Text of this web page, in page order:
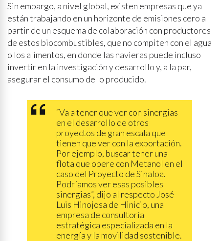
Sin embargo, a nivel global, existen empresas que ya
están trabajando en un horizonte de emisiones cero a
partir de un esquema de colaboración con productores
de estos biocombustibles, que no compiten con el agua
o los alimentos, en donde las navieras puede incluso
invertir en la investigación y desarrollo y, a la par,
asegurar el consumo de lo producido.
“Va a tener que ver con sinergias
en el desarrollo de otros
proyectos de gran escala que
tienen que ver con la exportación.
Por ejemplo, buscar tener una
flota que opere con Metanol en el
caso del Proyecto de Sinaloa.
Podríamos ver esas posibles
sinergias”, dijo al respecto José
Luis Hinojosa de Hinicio, una
empresa de consultoría
estratégica especializada en la
energía y la movilidad sostenible.